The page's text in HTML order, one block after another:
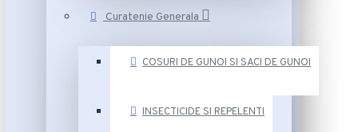
Curatenie Generala
COSURI DE GUNOI SI SACI DE GUNOI
INSECTICIDE SI REPELENTI